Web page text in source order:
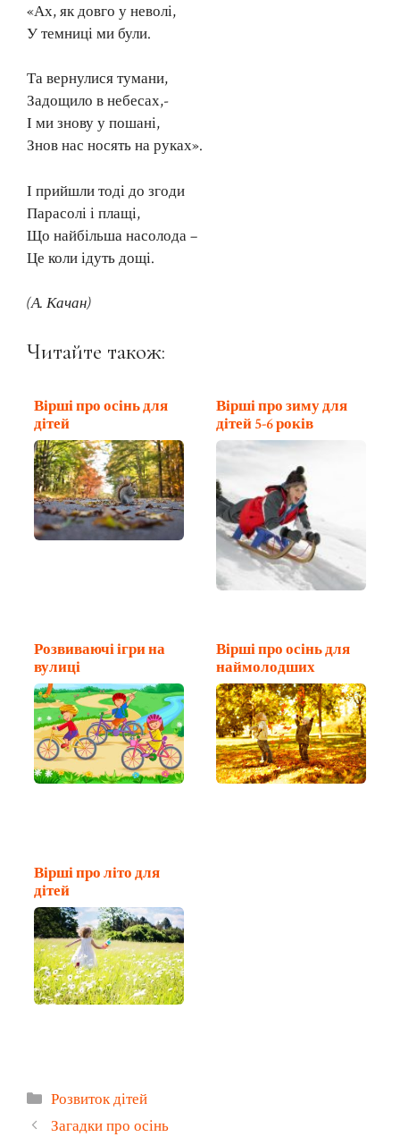
«Ах, як довго у неволі,
У темниці ми були.
Та вернулися тумани,
Задощило в небесах,-
І ми знову у пошані,
Знов нас носять на руках».
І прийшли тоді до згоди
Парасолі і плащі,
Що найбільша насолода –
Це коли ідуть дощі.
(А. Качан)
Читайте також:
Вірші про осінь для
дітей
Вірші про зиму для
дітей 5-6 років
Розвиваючі ігри на
вулиці
Вірші про осінь для
наймолодших
Вірші про літо для
дітей
Категорії
Розвиток дітей
Загадки про осінь